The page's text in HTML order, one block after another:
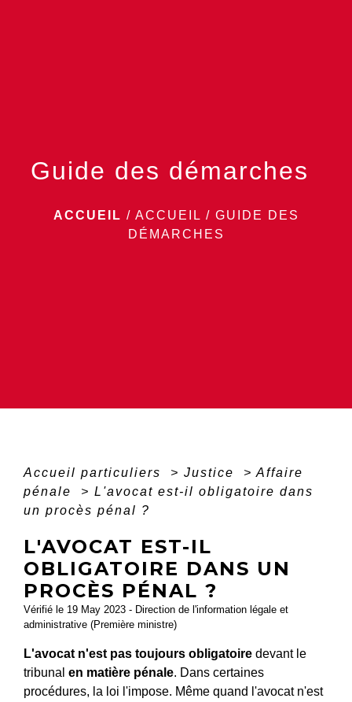
Guide des démarches
ACCUEIL / ACCUEIL / GUIDE DES
DÉMARCHES
Accueil particuliers > Justice > Affaire
pénale
> L'avocat est-il obligatoire dans
un procès pénal ?
L'AVOCAT EST-IL
OBLIGATOIRE DANS UN
PROCÈS PÉNAL ?
Vérifié le 19 May 2023 - Direction de l'information légale et
administrative (Première ministre)
L'avocat n'est pas toujours obligatoire devant le
tribunal en matière pénale. Dans certaines
procédures, la loi l'impose. Même quand l'avocat n'est